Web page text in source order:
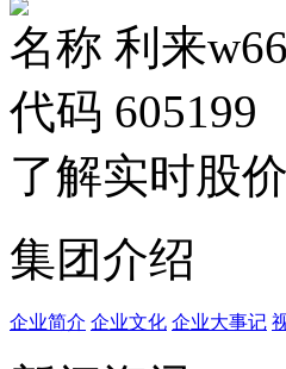
名称 利来w66
代码 605199
了解实时股价
集团介绍
企业简介 企业文化 企业⼤事记